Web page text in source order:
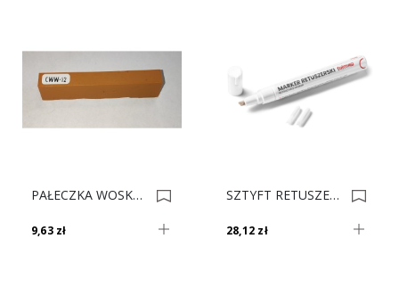
PAŁECZKA WOSKOWA 12 GRUSZA *** 0001339
9,63 zł
SZTYFT RETUSZERSKI F DĄB CIEMNY 167 0035021
28,12 zł